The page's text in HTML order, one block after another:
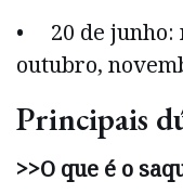
• 20 de junho:
outubro,
Principais
>>O que é o